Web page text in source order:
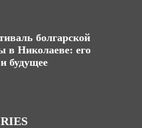
болгарской
в Николаеве: его
будущее